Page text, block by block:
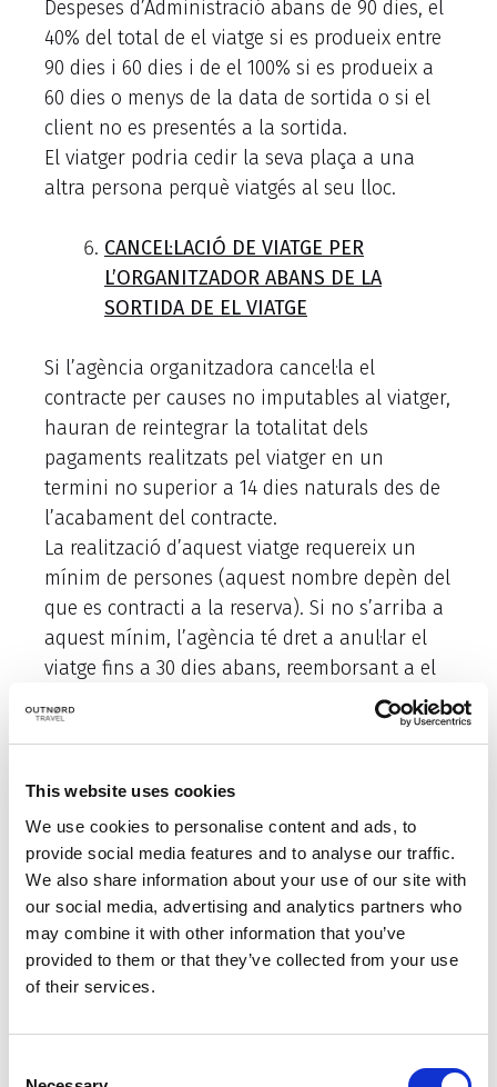
This website uses cookies
We use cookies to personalise content and ads, to
provide social media features and to analyse our traffic.
We also share information about your use of our site with
our social media, advertising and analytics partners who
may combine it with other information that you’ve
provided to them or that they’ve collected from your use
of their services.
Despeses d’Administració abans de 90 dies, el
40% del total de el viatge si es produeix entre
90 dies i 60 dies i de el 100% si es produeix a
60 dies o menys de la data de sortida o si el
client no es presentés a la sortida.
El viatger podria cedir la seva plaça a una
altra persona perquè viatgés al seu lloc.
CANCEL·LACIÓ DE VIATGE PER
L’ORGANITZADOR ABANS DE LA
SORTIDA DE EL VIATGE
Si l’agència organitzadora cancel·la el
contracte per causes no imputables al viatger,
hauran de reintegrar la totalitat dels
pagaments realitzats pel viatger en un
termini no superior a 14 dies naturals des de
l’acabament del contracte.
La realització d’aquest viatge requereix un
mínim de persones (aquest nombre depèn del
que es contracti a la reserva). Si no s’arriba a
aquest mínim, l’agència té dret a anul·lar el
viatge fins a 30 dies abans, reemborsant a el
abonades per aquest, abans que hagin
client tingui cap tipus d’indemnització .
Si el viatge es cancel·la per causes majors
(pandèmia, epidèmies, catàstrofes naturals,
etc ..) que no siguin decisió de l’agència,
OUTNORDTRAVEL no serà responsable de la
cancel·lació.
TRÀMITS: